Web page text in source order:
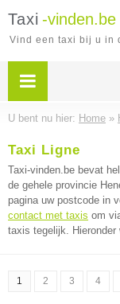
Taxi -vinden.be
Vind een taxi bij u in
U bent nu hier: Home »
Taxi Ligne
Taxi-vinden.be bevat
de gehele provincie
pagina uw postcode in
contact met taxis om
taxis tegelijk. Hieronder
1 2 3 4